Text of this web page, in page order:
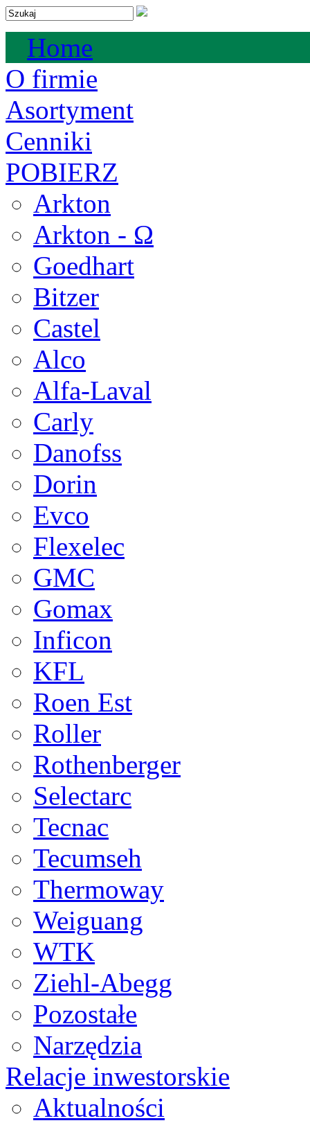
Home
O firmie
Asortyment
Cenniki
POBIERZ
Arkton
Arkton - Ω
Goedhart
Bitzer
Castel
Alco
Alfa-Laval
Carly
Danofss
Dorin
Evco
Flexelec
GMC
Gomax
Inficon
KFL
Roen Est
Roller
Rothenberger
Selectarc
Tecnac
Tecumseh
Thermoway
Weiguang
WTK
Ziehl-Abegg
Pozostałe
Narzędzia
Relacje inwestorskie
Aktualności